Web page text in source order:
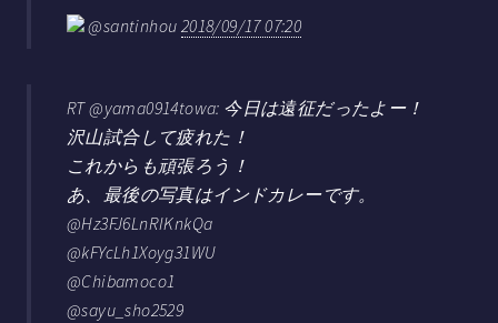
@santinhou 2018/09/17 07:20
RT @yama0914towa: 今日は遠征だったよー！
沢山試合して疲れた！
これからも頑張ろう！
あ、最後の写真はインドカレーです。
@Hz3FJ6LnRIKnkQa
@kFYcLh1Xoyg31WU
@Chibamoco1
@sayu_sho2529